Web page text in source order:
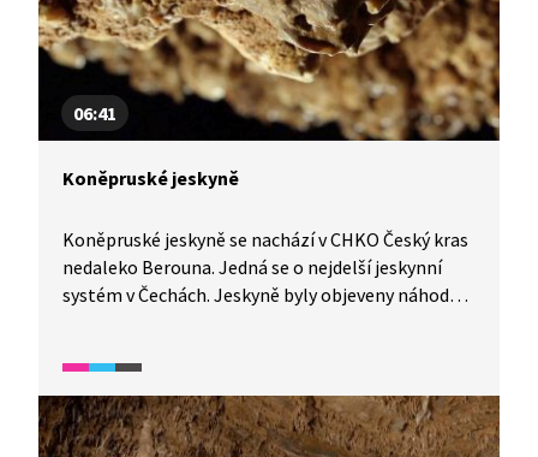
06:41
Koněpruské jeskyně
Koněpruské jeskyně se nachází v CHKO Český kras
nedaleko Berouna. Jedná se o nejdelší jeskynní
systém v Čechách. Jeskyně byly objeveny náhodou,
objeveny zvířecí a lidské kosti z období pravěku.
Vydejte se s námi na prohlídku.